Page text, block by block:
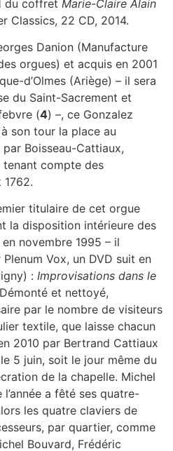
du coffret Marie-Claire Alain
Classics, 22 CD, 2014.
Danion (Manufacture
orgues) et acquis en 2001
d’Olmes (Ariège) – il sera
du Saint-Sacrement et
(4) –, ce Gonzalez
son tour la place au
Boisseau-Cattiaux,
compte des
titulaire de cet orgue
la disposition intérieure des
novembre 1995 – il
Vox, un DVD suit en
: Improvisations dans le
et nettoyé,
par le nombre de visiteurs
textile, que laisse chacun
2010 par Bertrand Cattiaux
5 juin, soit le jour même du
de la chapelle. Michel
a fêté ses quatre-
les quatre claviers de
par quartier, comme
Bouvard, Frédéric